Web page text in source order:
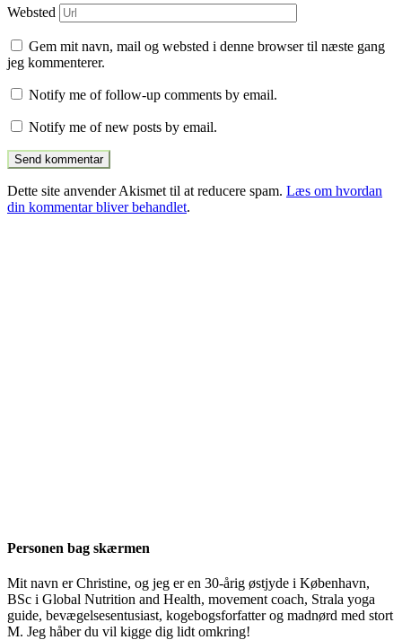
Websted
Gem mit navn, mail og websted i denne browser til næste gang
jeg kommenterer.
Notify me of follow-up comments by email.
Notify me of new posts by email.
Dette site anvender Akismet til at reducere spam. Læs om hvordan
din kommentar bliver behandlet.
Personen bag skærmen
Mit navn er Christine, og jeg er en 30-årig østjyde i København,
BSc i Global Nutrition and Health, movement coach, Strala yoga
guide, bevægelsesentusiast, kogebogsforfatter og madnørd med stort
M. Jeg håber du vil kigge dig lidt omkring!